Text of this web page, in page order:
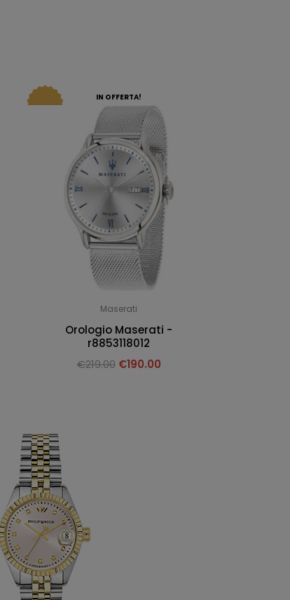
IN OFFERTA!
Maserati
Orologio Maserati -
r8853118012
€219.00 €190.00